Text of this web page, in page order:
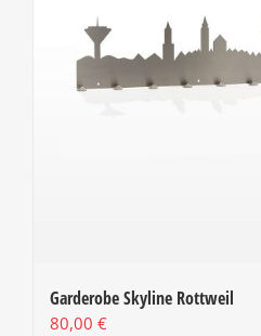
Garderobe Skyline Rottweil
80,00 €